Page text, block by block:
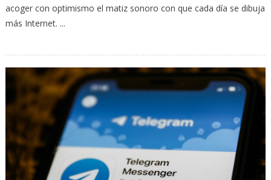
acoger con optimismo el matiz sonoro con que cada día se dibuja
más Internet. ...